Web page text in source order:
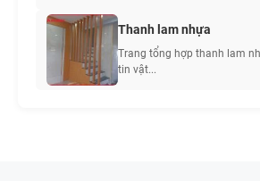
Thanh lam nhựa
Trang tổng hợp thanh lam
tin vật...